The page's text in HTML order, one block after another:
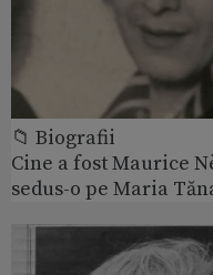
📁 Biografii
Cine a fost Maurice
sedus-o pe Maria